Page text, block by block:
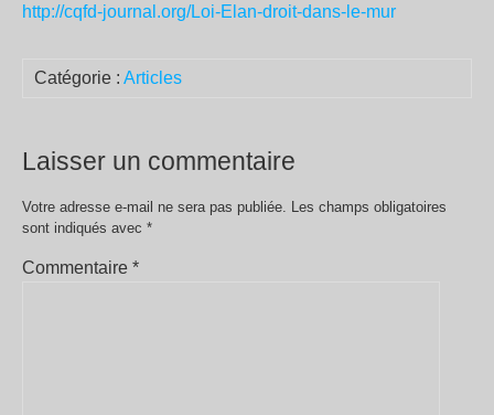
http://cqfd-journal.org/Loi-Elan-droit-dans-le-mur
Catégorie : Articles
Laisser un commentaire
Votre adresse e-mail ne sera pas publiée. Les champs obligatoires
sont indiqués avec *
Commentaire *